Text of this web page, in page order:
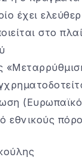
έχει
στο
(Ευρωπαϊκό
εθνικούς